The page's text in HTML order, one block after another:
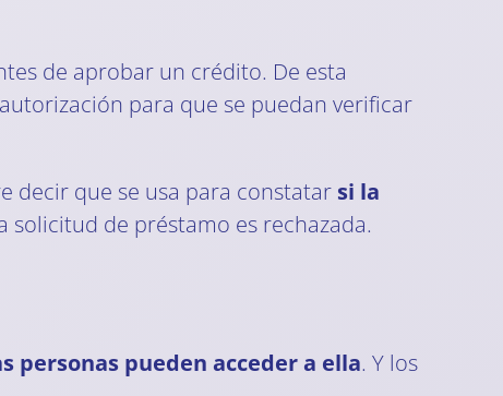
de aprobar un crédito. De esta
para que se puedan verificar
decir que se usa para constatar si la
solicitud de préstamo es rechazada.
personas pueden acceder a ella. Y los